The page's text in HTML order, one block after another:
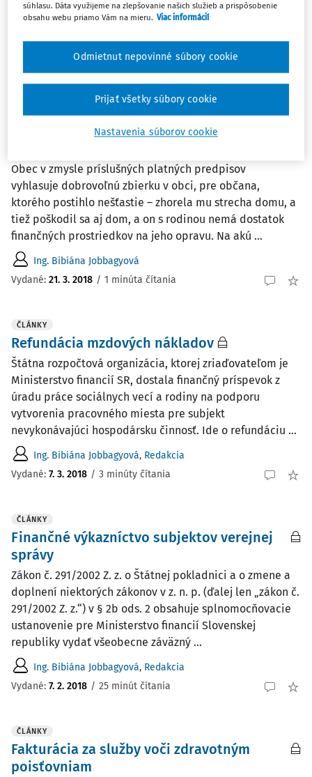
strecha domu. Na základe toho nemá dostatok
finančných prostriedkov na jeho opravu. Na akú
rozpočtovú položku má obec túto zbierku, ktorá je pre ...
Vydané:9. 6. 2018 / 1 minúta čítania
OTÁZKY A ODPOVEDE
Obec v zmysle príslušných platných predpisov
vyhlasuje dobrovoľnú zbierku v obci, pre občana,
ktorého postihlo nešťastie – zhorela mu strecha domu, a
tiež poškodil sa aj dom, a on s rodinou nemá dostatok
finančných prostriedkov na jeho opravu. Na akú ...
Ing. Bibiána Jobbagyová
Vydané: 21. 3. 2018 / 1 minúta čítania
ČLÁNKY
Refundácia mzdových nákladov
Štátna rozpočtová organizácia, ktorej zriaďovateľom je
Ministerstvo financií SR, dostala finančný príspevok z
úradu práce sociálnych vecí a rodiny na podporu
vytvorenia pracovného miesta pre subjekt
nevykonávajúci hospodársku činnosť. Ide o refundáciu ...
Ing. Bibiána Jobbagyová, Redakcia
Vydané: 7. 3. 2018 / 3 minúty čítania
ČLÁNKY
Finančné výkazníctvo subjektov verejnej
správy
Zákon č. 291/2002 Z. z. o Štátnej pokladnici a o zmene a
doplnení niektorých zákonov v z. n. p. (ďalej len „zákon č.
291/2002 Z. z.“) v § 2b ods. 2 obsahuje splnomocňovacie
ustanovenie pre Ministerstvo financií Slovenskej
republiky vydať všeobecne záväzný ...
Ing. Bibiána Jobbagyová, Redakcia
Vydané: 7. 2. 2018 / 25 minút čítania
ČLÁNKY
Fakturácia za služby voči zdravotným
poisťovniam
súhlasu. Dáta využijeme na zlepšovanie našich služieb a prispôsobenie
obsahu webu priamo Vám na mieru. Viac informácií
Nastavenia súborov cookie
Odmietnut nepovinné súbory cookie
Prijať všetky súbory cookie